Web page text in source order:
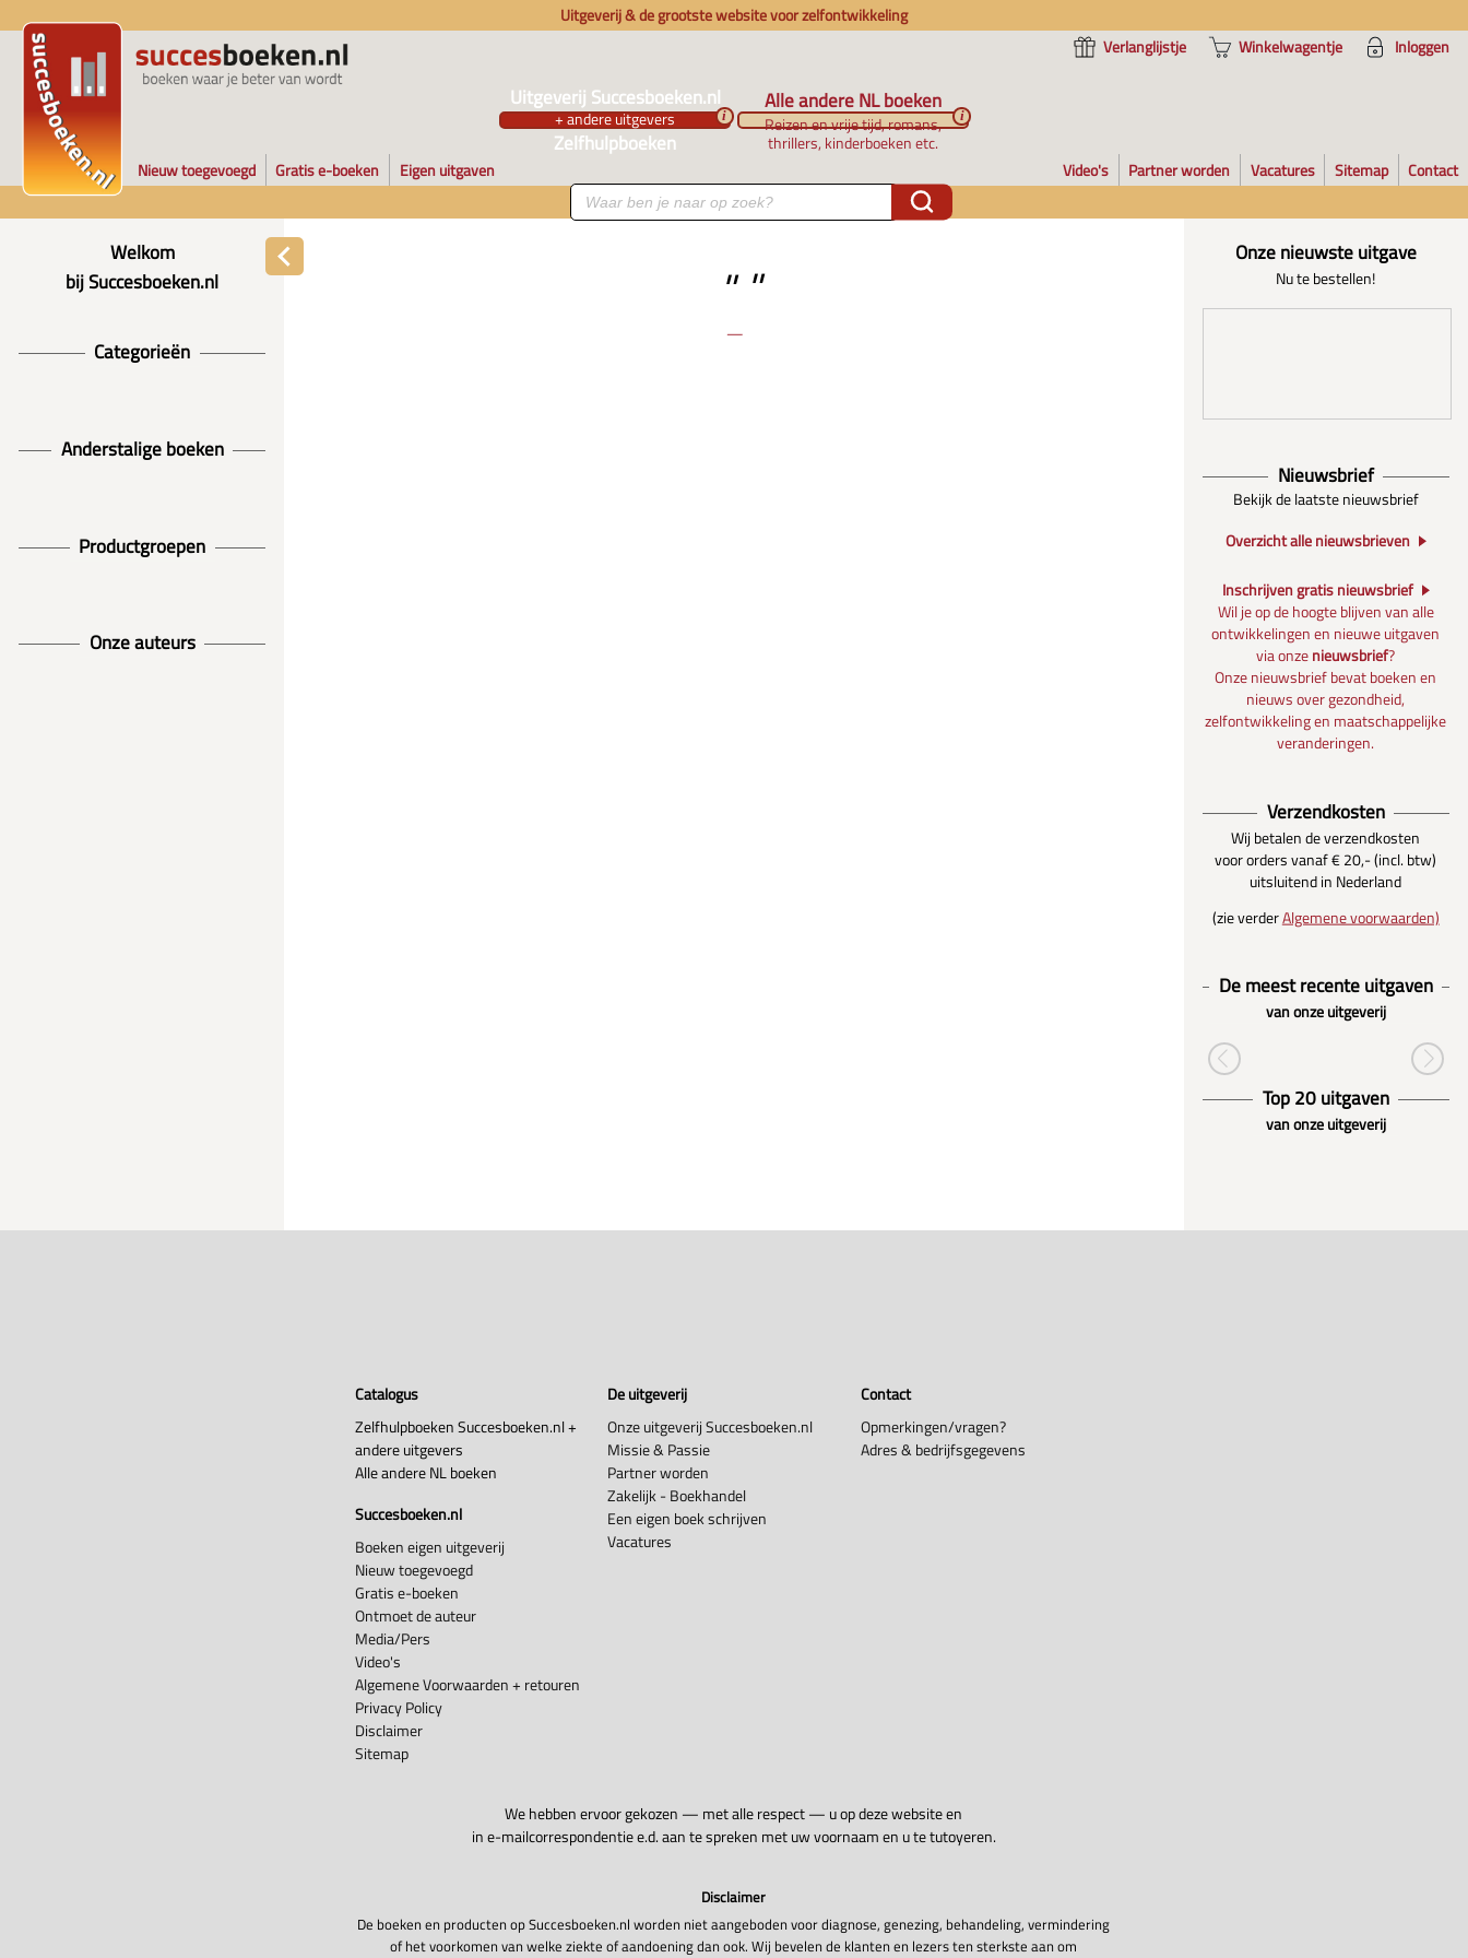
Uitgeverij & de grootste website voor zelfontwikkeling
Verlanglijstje
Winkelwagentje Inloggen
Uitgeverij Succesboeken.nl
+ andere uitgevers
Zelfhulpboeken
i
Alle andere NL boeken
Reizen en vrije tijd, romans,
thrillers, kinderboeken etc.
i
Nieuw toegevoegd Gratis e-boeken Eigen uitgaven Video's Partner worden Vacatures Sitemap Contact
Welkom
bij Succesboeken.nl
Categorieën
Anderstalige boeken
Productgroepen
Onze auteurs
Onze nieuwste uitgave
Nu te bestellen!
Nieuwsbrief
Bekijk de laatste nieuwsbrief
Overzicht alle nieuwsbrieven
Inschrijven gratis nieuwsbrief
Wil je op de hoogte blijven van alle
ontwikkelingen en nieuwe uitgaven
via onzenieuwsbrief?
Onze nieuwsbrief bevat boeken en
nieuws over gezondheid,
zelfontwikkeling en maatschappelijke
veranderingen.
Verzendkosten
Wij betalen de verzendkosten
voor orders vanaf € 20,- (incl. btw)
uitsluitend in Nederland
(zie verderAlgemene voorwaarden)
De meest recente uitgaven
van onze uitgeverij
Top 20 uitgaven
van onze uitgeverij
Catalogus
Zelfhulpboeken Succesboeken.nl +
andere uitgevers
Alle andere NL boeken
Succesboeken.nl
Boeken eigen uitgeverij
Nieuw toegevoegd
Gratis e-boeken
Ontmoet de auteur
Media/Pers
Video's
Algemene Voorwaarden + retouren
Privacy Policy
Disclaimer
Sitemap
De uitgeverij
Onze uitgeverij Succesboeken.nl
Missie & Passie
Partner worden
Zakelijk - Boekhandel
Een eigen boek schrijven
Vacatures
Contact
Opmerkingen/vragen?
Adres & bedrijfsgegevens
We hebben ervoor gekozen — met alle respect — u op deze website en
in e-mailcorrespondentie e.d. aan te spreken met uw voornaam en u te tutoyeren.
Disclaimer
De boeken en producten op Succesboeken.nl worden niet aangeboden voor diagnose, genezing, behandeling, vermindering
of het voorkomen van welke ziekte of aandoening dan ook. Wij bevelen de klanten en lezers ten sterkste aan om